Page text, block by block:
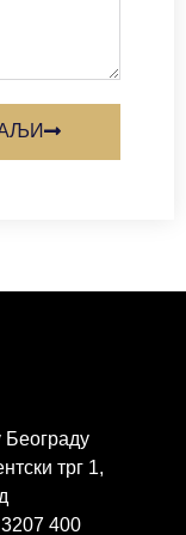
Београду
трг 1,
400